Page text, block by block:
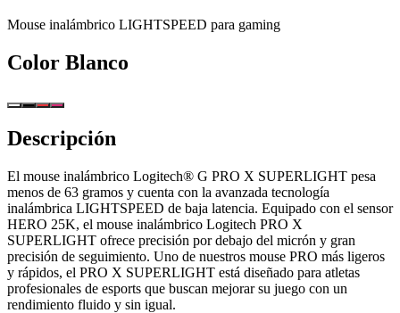
Mouse inalámbrico LIGHTSPEED para gaming
Color Blanco
Descripción
El mouse inalámbrico Logitech® G PRO X SUPERLIGHT pesa
menos de 63 gramos y cuenta con la avanzada tecnología
inalámbrica LIGHTSPEED de baja latencia. Equipado con el sensor
HERO 25K, el mouse inalámbrico Logitech PRO X
SUPERLIGHT ofrece precisión por debajo del micrón y gran
precisión de seguimiento. Uno de nuestros mouse PRO más ligeros
y rápidos, el PRO X SUPERLIGHT está diseñado para atletas
profesionales de esports que buscan mejorar su juego con un
rendimiento fluido y sin igual.